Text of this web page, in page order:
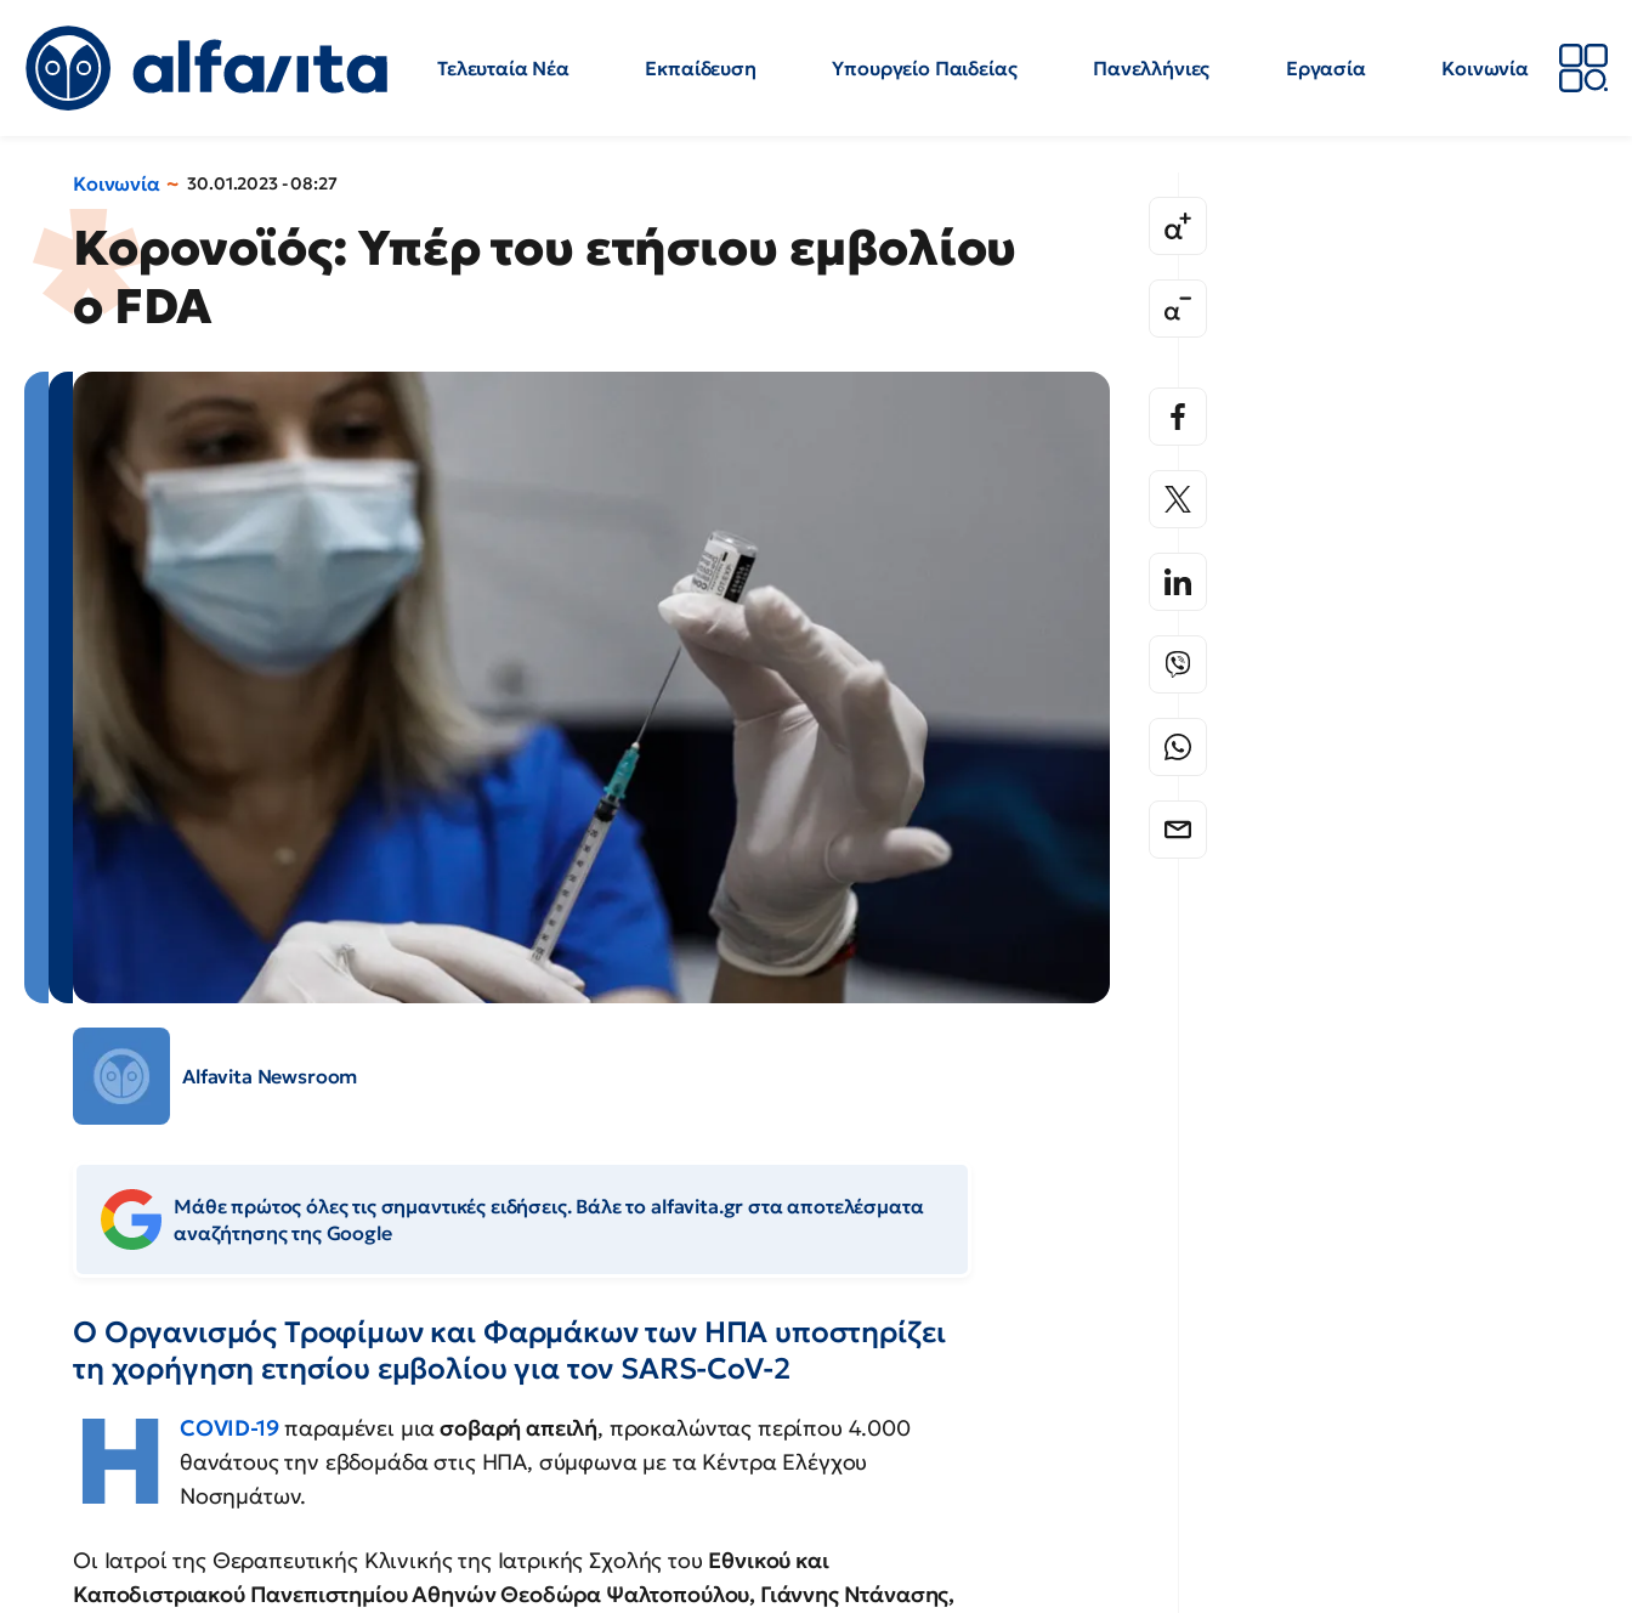
Τελευταία Νέα Εκπαίδευση Υπουργείο Παιδείας Πανελλήνιες Εργασία
Κοινωνία
Κοινωνία 30.01.2023 - 08:27
Κορονοϊός: Υπέρ του ετήσιου εμβολίου
ο FDA
Alfavita Newsroom
Μάθε πρώτος όλες τις σημαντικές ειδήσεις. Βάλε το alfavita.gr στα αποτελέσματα
αναζήτησης της Google
Ο Οργανισμός Τροφίμων και Φαρμάκων των ΗΠΑ υποστηρίζει
τη χορήγηση ετησίου εμβολίου για τον SARS-CoV-2
H COVID-19παραμένει μιασοβαρή απειλή, προκαλώντας περίπου 4.000
θανάτους την εβδομάδα στις ΗΠΑ, σύμφωνα με τα Κέντρα Ελέγχου
Νοσημάτων.
Οι Ιατροί της Θεραπευτικής Κλινικής της Ιατρικής Σχολής του Εθνικού και
Καποδιστριακού Πανεπιστημίου Αθηνών Θεοδώρα Ψαλτοπούλου, Γιάννης Ντάνασης,